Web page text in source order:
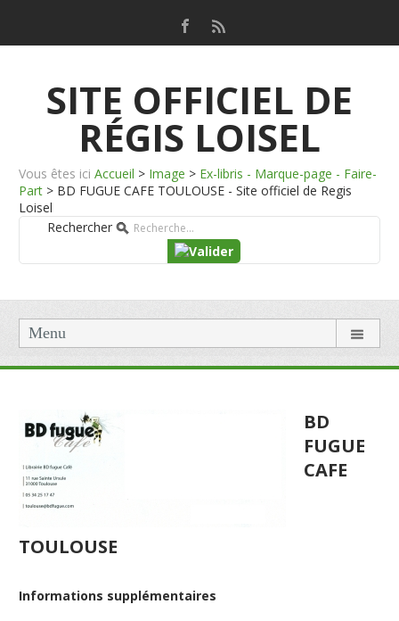
SITE OFFICIEL DE
RÉGIS LOISEL
Vous êtes ici Accueil > Image > Ex-libris - Marque-page - Faire-
Part > BD FUGUE CAFE TOULOUSE - Site officiel de Regis
Loisel
Rechercher
Menu
BD
FUGUE
CAFE
TOULOUSE
Informations supplémentaires